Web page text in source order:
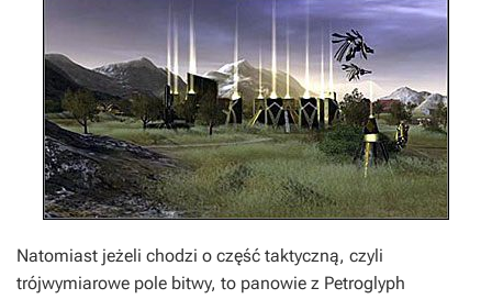
Natomiast jeżeli chodzi o część taktyczną, czyli
trójwymiarowe pole bitwy, to panowie z Petroglyph